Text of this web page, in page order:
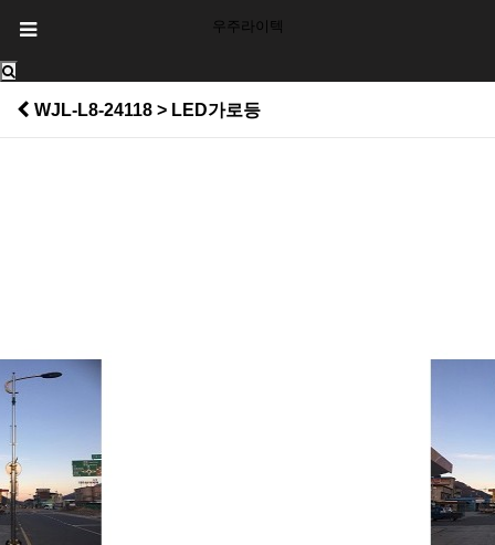
우주라이텍
WJL-L8-24118 > LED가로등